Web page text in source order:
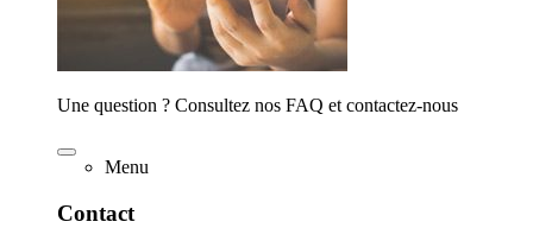
Une question ? Consultez nos FAQ et contactez-nous
Menu
Contact